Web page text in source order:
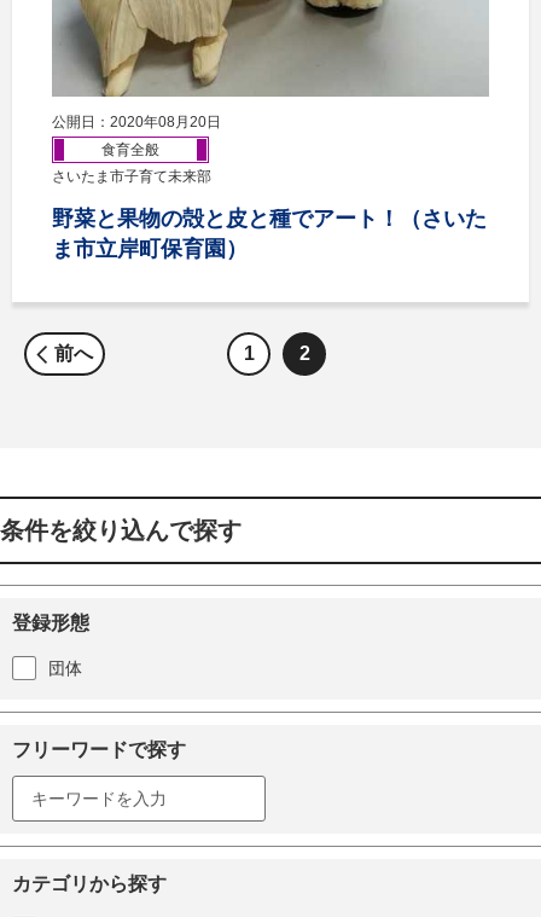
公開日：2020年08月20日
食育全般
さいたま市子育て未来部
野菜と果物の殻と皮と種でアート！（さいた
ま市立岸町保育園）
前へ 1 2
条件を絞り込んで探す
登録形態
団体
フリーワードで探す
カテゴリから探す